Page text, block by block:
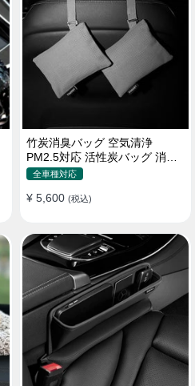
竹炭消臭バッグ 空気清浄
PM2.5対応 活性炭バッグ 消臭
車用 デオドラント 繰り返し使
全車種対応
¥ 5,600 (税込)